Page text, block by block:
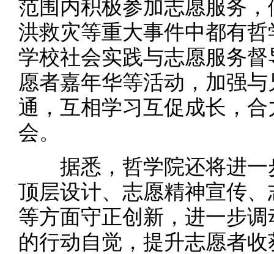
范围内积极参加志愿服务
洪救灾等重大事件中都有
学校社会实践与志愿服务
愿者嘉年华等活动，加强
通，互相学习互促成长，
会。
据悉，哲学院还将进一
顶层设计、志愿精神宣传
等方面守正创新，进一步
的行动自觉，提升志愿者